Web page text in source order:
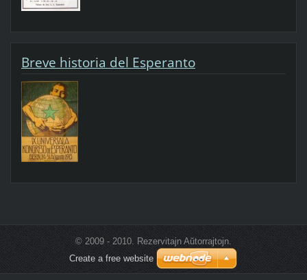
Breve historia del Esperanto
© 2009 - 2010. Rezervitajn Aŭtorrajtojn.
Create a free website